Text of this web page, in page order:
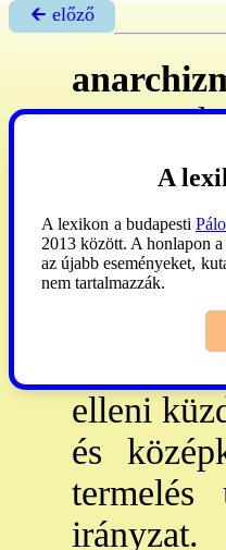
🡰 előző
elleni
és
A
A lexikon a budapesti
2013 között. A honlapon
az újabb eseményeket,
nem tartalmazzák.